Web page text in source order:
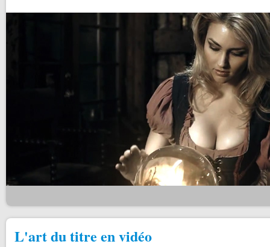
L'art du titre en vidéo